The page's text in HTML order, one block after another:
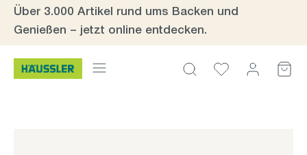
Zum Hauptinhalt springen
Über 3.000 Artikel rund ums Backen und
Genießen – jetzt online entdecken.